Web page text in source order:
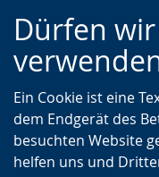
Dürfen
Ein Cookie ist eine
dem Endgerät des
besuchten Website
helfen uns und